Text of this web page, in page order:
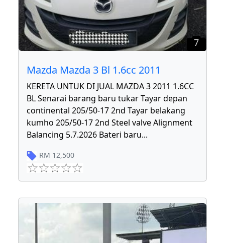
7
Mazda Mazda 3 Bl 1.6cc 2011
KERETA UNTUK DI JUAL MAZDA 3 2011 1.6CC
BL Senarai barang baru tukar Tayar depan
continental 205/50-17 2nd Tayar belakang
kumho 205/50-17 2nd Steel valve Alignment
Balancing 5.7.2026 Bateri baru...
RM 12,500